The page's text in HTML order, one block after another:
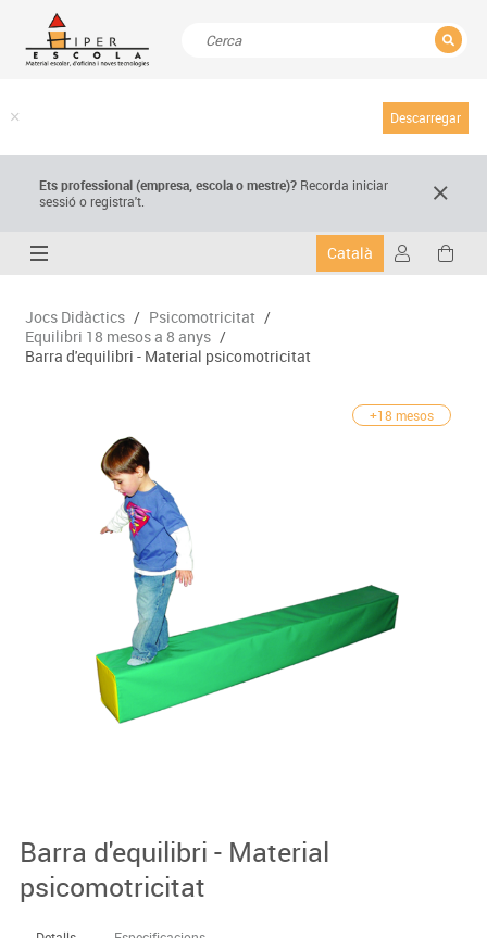
Descarregar
Ets professional (empresa,escola o mestre)? Recorda iniciar
sessió o registra't.
Català
Jocs Didàctics / Psicomotricitat /
Equilibri 18 mesos a 8 anys /
Barra d'equilibri - Material psicomotricitat
+18 mesos
Barra d'equilibri - Material
psicomotricitat